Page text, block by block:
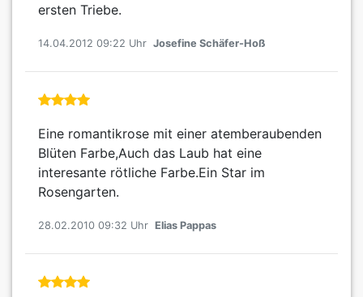
ersten Triebe.
14.04.2012 09:22 Uhr Josefine Schäfer-Hoß
Eine romantikrose mit einer atemberaubenden
Blüten Farbe,Auch das Laub hat eine
interesante rötliche Farbe.Ein Star im
Rosengarten.
28.02.2010 09:32 Uhr Elias Pappas